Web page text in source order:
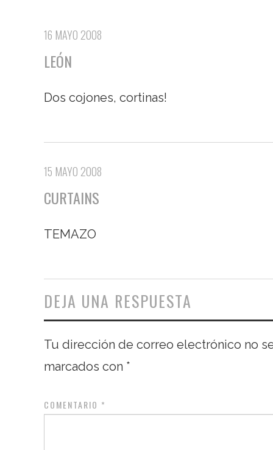
16 MAYO 2008
LEÓN
Dos cojones, cortinas!
15 MAYO 2008
CURTAINS
TEMAZO
DEJA UNA RESPUESTA
Tu dirección de correo electrónico no
marcados con *
COMENTARIO *